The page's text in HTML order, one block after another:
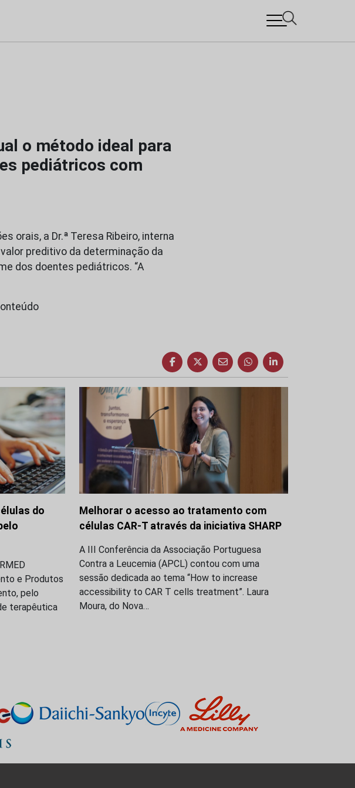
o método ideal para
pediátricos com
orais, a Dr.ª Teresa Ribeiro, interna
preditivo da determinação da
dos doentes pediátricos. “A
do
e Produtos
pelo
terapêutica
Melhorar o acesso ao tratamento com
células CAR-T através da iniciativa SHARP
A III Conferência da Associação Portuguesa
Contra a Leucemia (APCL) contou com uma
sessão dedicada ao tema “How to increase
accessibility to CAR T cells treatment”. Laura
Moura, do Nova…